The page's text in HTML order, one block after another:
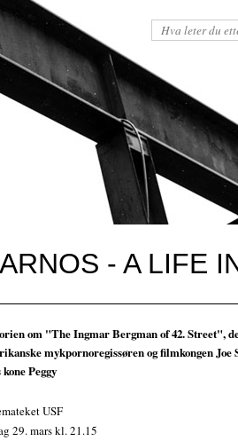
- A LIFE
om "The Ingmar Bergman of 42. Street",
mykpornoregissøren og filmkongen Joe
kone Peggy
USF
29. mars kl. 21.15